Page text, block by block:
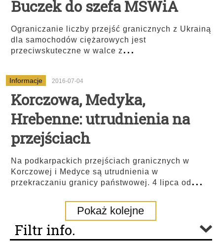
Buczek do szefa MSWiA
Ograniczanie liczby przejść granicznych z Ukrainą
dla samochodów ciężarowych jest
przeciwskuteczne w walce z...
Informacje 2016-07-04
Korczowa, Medyka,
Hrebenne: utrudnienia na
przejściach
Na podkarpackich przejściach granicznych w
Korczowej i Medyce są utrudnienia w
przekraczaniu granicy państwowej. 4 lipca od ...
Pokaż kolejne
Filtr info.